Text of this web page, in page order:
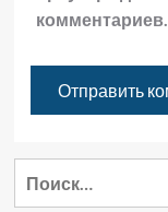
комментариев.